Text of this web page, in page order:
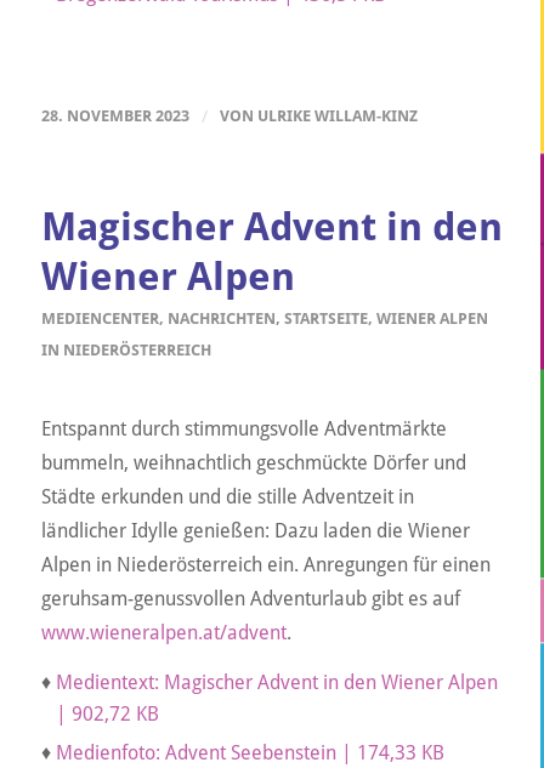
28. NOVEMBER 2023 / VON ULRIKE WILLAM-KINZ
Magischer Advent in den
Wiener Alpen
MEDIENCENTER, NACHRICHTEN, STARTSEITE, WIENER ALPEN
IN NIEDERÖSTERREICH
Entspannt durch stimmungsvolle Adventmärkte
bummeln, weihnachtlich geschmückte Dörfer und
Städte erkunden und die stille Adventzeit in
ländlicher Idylle genießen: Dazu laden die Wiener
Alpen in Niederösterreich ein. Anregungen für einen
geruhsam-genussvollen Adventurlaub gibt es auf
www.wieneralpen.at/advent.
♦ Medientext: Magischer Advent in den Wiener Alpen
| 902,72 KB
♦ Medienfoto: Advent Seebenstein | 174,33 KB